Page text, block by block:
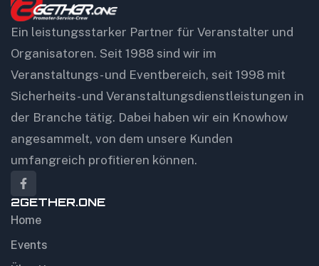
Ein leistungsstarker Partner für Veranstalter und
Organisatoren. Seit 1988 sind wir im
Veranstaltungs- und Eventbereich, seit 1998 mit
Sicherheits- und Veranstaltungsdienstleistungen in
der Branche tätig. Dabei haben wir ein Knowhow
angesammelt, von dem unsere Kunden
umfangreich profitieren können.
2GETHER.ONE
Home
Events